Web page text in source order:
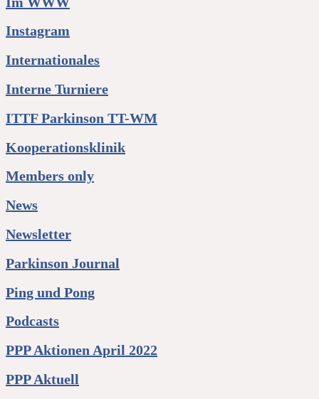
Instagram
Internationales
Interne Turniere
ITTF Parkinson TT-WM
Kooperationsklinik
Members only
News
Newsletter
Parkinson Journal
Ping und Pong
Podcasts
PPP Aktionen April 2022
PPP Aktuell